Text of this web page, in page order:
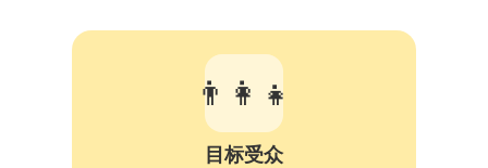
👨‍👩‍👧
目标受众